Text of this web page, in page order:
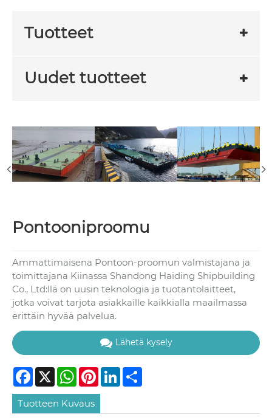
Tuotteet
Uudet tuotteet
Pontooniproomu
Ammattimaisena Pontoon-proomun valmistajana ja
toimittajana Kiinassa Shandong Haiding Shipbuilding
Co., Ltd:llä on uusin teknologia ja tuotantolaitteet,
jotka voivat tarjota asiakkaille kaikkialla maailmassa
erittäin hyvää palvelua.
Lähetä kysely
Facebook
X WhatsApp
PinterestLinkedIn
Tuotteen Kuvaus